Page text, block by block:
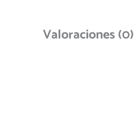
Valoraciones (0)